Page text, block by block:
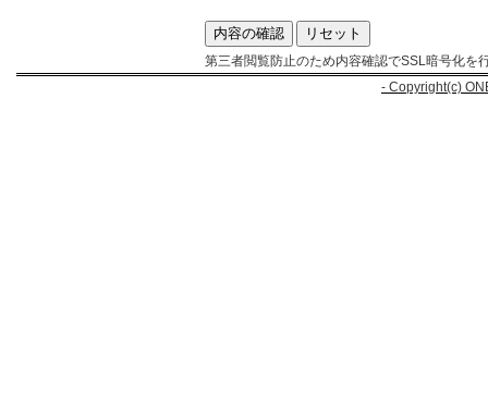
第三者閲覧防止のため内容確認でSSL暗号化を
- Copyright(c)